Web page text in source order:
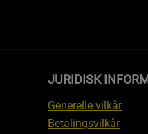
JURIDISK
Generelle vilkår
Betalingsvilkår